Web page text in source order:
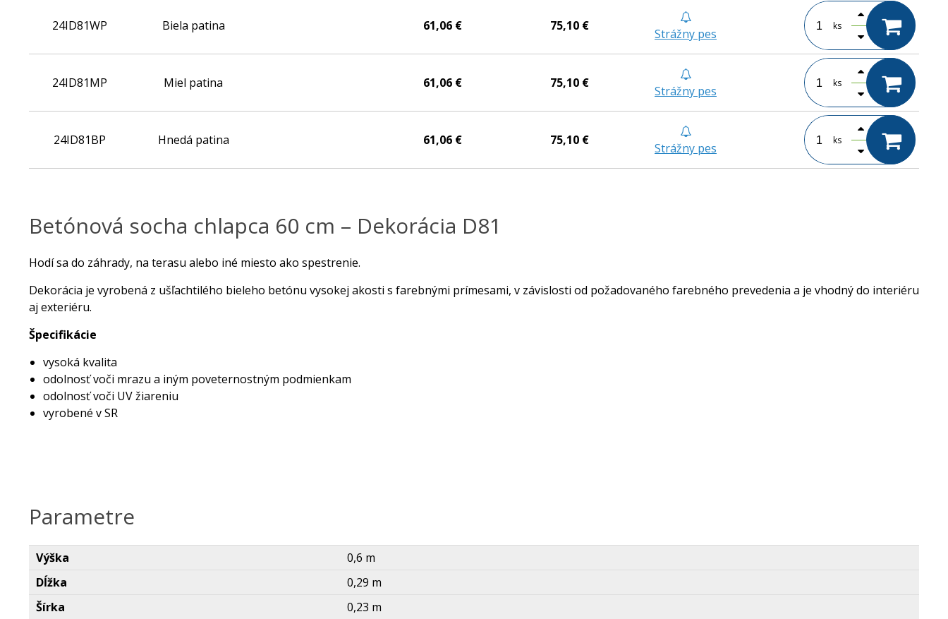
24ID81WP Biela patina 61,06 € 75,10 €
Strážny pes
ks
24ID81MP Miel patina 61,06 € 75,10 €
Strážny pes
ks
24ID81BP Hnedá patina 61,06 € 75,10 €
Strážny pes
ks
Betónová socha chlapca 60 cm – Dekorácia D81
Hodí sa do záhrady, na terasu alebo iné miesto ako spestrenie.
Dekorácia je vyrobená z ušľachtilého bieleho betónu vysokej akosti s farebnými prímesami, v závislosti od požadovaného farebného prevedenia a je vhodný do interiéru
aj exteriéru.
Špecifikácie
vysoká kvalita
odolnosť voči mrazu a iným poveternostným podmienkam
odolnosť voči UV žiareniu
vyrobené v SR
Parametre
Výška
0,6 m
Dĺžka
0,29 m
Šírka
0,23 m